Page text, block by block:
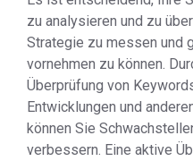
zu analysieren und zu
Strategie zu messen und
vornehmen zu können.
Überprüfung von
Entwicklungen und
können Sie
verbessern. Eine aktive